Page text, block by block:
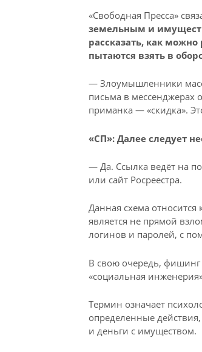
«Свободная Пресса»
земельным и
рассказать, как
пытаются взять в
— Злоумышленники
письма в мессенджерах
приманка — «скидка».
«СП»: Далее следует
— Да. Ссылка ведёт на
или сайт Росреестра.
Данная схема
является не прямой
логинов и паролей, с
В свою очередь,
«социальная
Термин означает
определенные
и деньги с имуществом.